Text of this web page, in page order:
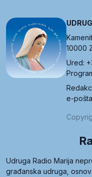
10000
Ured:
e-
Udruga Radio Marija
građanska udruga,